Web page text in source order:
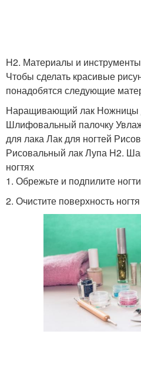
H2. Материалы и инструменты
Чтобы сделать красивые
понадобятся следующие
Наращивающий лак Ножницы
Шлифовальный палочку
для лака Лак для ногтей
Рисовальный лак Лупа H2.
ногтях
1. Обрежьте и подпилите
2. Очистите поверхность